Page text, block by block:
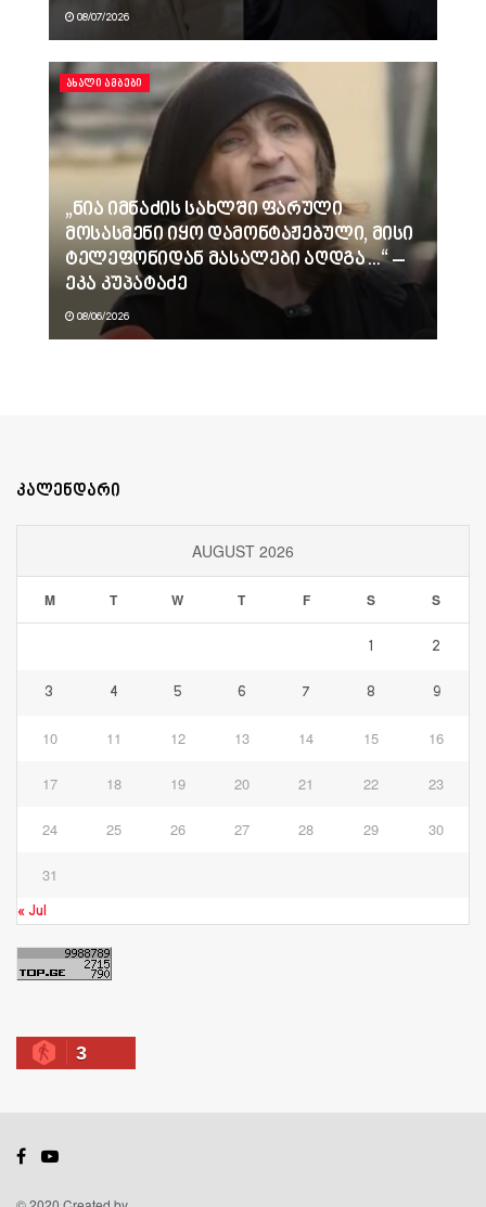
08/07/2026
ᲐᲮᲐᲚᲘ ᲐᲛᲑᲔᲑᲘ
„ნია იმნაძის სახლში ფარული
მოსასმენი იყო დამონტაჟებული, მისი
ტელეფონიდან მასალები აღდგა…“ –
ეკა კუპატაძე
08/06/2026
კალენდარი
AUGUST 2026
M T W T F S S
1 2
3 4 5 6 7 8 9
10 11 12 13 14 15 16
17 18 19 20 21 22 23
24 25 26 27 28 29 30
31
« Jul
3